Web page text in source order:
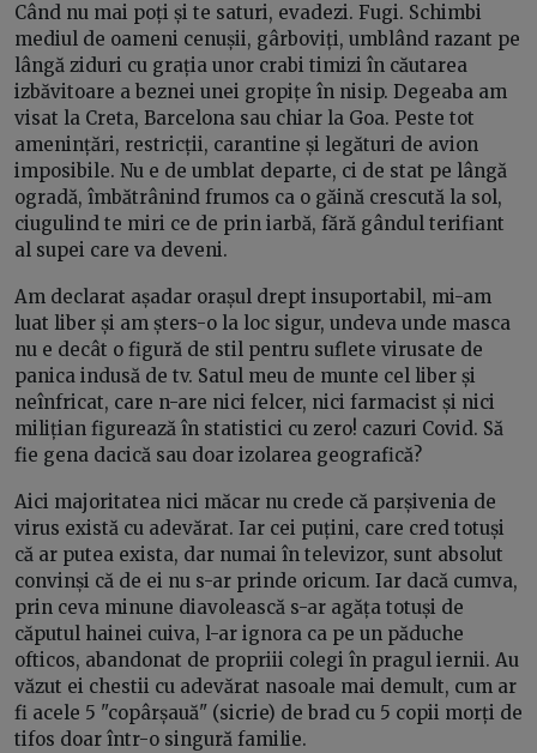
Când nu mai poți și te saturi, evadezi. Fugi. Schimbi
mediul de oameni cenușii, gârboviți, umblând razant pe
lângă ziduri cu grația unor crabi timizi în căutarea
izbăvitoare a beznei unei gropițe în nisip. Degeaba am
visat la Creta, Barcelona sau chiar la Goa. Peste tot
amenințări, restricții, carantine și legături de avion
imposibile. Nu e de umblat departe, ci de stat pe lângă
ogradă, îmbătrânind frumos ca o găină crescută la sol,
ciugulind te miri ce de prin iarbă, fără gândul terifiant
al supei care va deveni.
Am declarat așadar orașul drept insuportabil, mi-am
luat liber și am șters-o la loc sigur, undeva unde masca
nu e decât o figură de stil pentru suflete virusate de
panica indusă de tv. Satul meu de munte cel liber și
neînfricat, care n-are nici felcer, nici farmacist și nici
milițian figurează în statistici cu zero! cazuri Covid. Să
fie gena dacică sau doar izolarea geografică?
Aici majoritatea nici măcar nu crede că parșivenia de
virus există cu adevărat. Iar cei puțini, care cred totuși
că ar putea exista, dar numai în televizor, sunt absolut
convinși că de ei nu s-ar prinde oricum. Iar dacă cumva,
prin ceva minune diavolească s-ar agăța totuși de
căputul hainei cuiva, l-ar ignora ca pe un păduche
ofticos, abandonat de propriii colegi în pragul iernii. Au
văzut ei chestii cu adevărat nasoale mai demult, cum ar
fi acele 5 "copârșauă" (sicrie) de brad cu 5 copii morți de
tifos doar într-o singură familie.